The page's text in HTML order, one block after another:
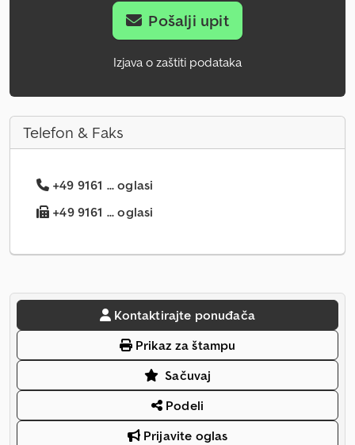
Pošalji upit
Izjava o zaštiti podataka
Telefon & Faks
+49 9161 ... oglasi
+49 9161 ... oglasi
Kontaktirajte ponuđača
Prikaz za štampu
Sačuvaj
Podeli
Prijavite oglas